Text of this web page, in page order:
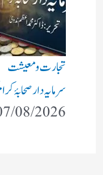
تجارت و معیشت
سرمایہ دار صحابۂ
08/2026